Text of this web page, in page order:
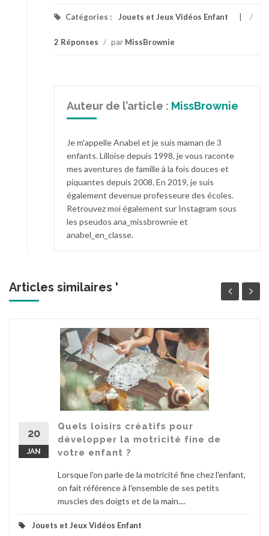
Catégories : Jouets et Jeux Vidéos Enfant /
2 Réponses / par MissBrownie
Auteur de l’article : MissBrownie
Je m'appelle Anabel et je suis maman de 3
enfants. Lilloise depuis 1998, je vous raconte
mes aventures de famille à la fois douces et
piquantes depuis 2008. En 2019, je suis
également devenue professeure des écoles.
Retrouvez moi également sur Instagram sous
les pseudos ana_missbrownie et
anabel_en_classe.
Articles similaires '
20
JAN
Quels loisirs créatifs pour
développer la motricité fine de
votre enfant ?
Lorsque l'on parle de la motricité fine chez l'enfant,
on fait référence à l'ensemble de ses petits
muscles des doigts et de la main....
Jouets et Jeux Vidéos Enfant